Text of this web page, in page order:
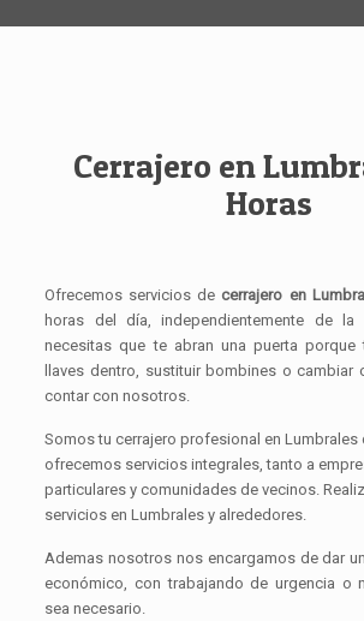
Cerrajero en
Horas
Ofrecemos servicios de cerrajero en
horas del día, independientemente de
necesitas que te abran una puerta
llaves dentro, sustituir bombines o cambiar
contar con nosotros.
Somos tu cerrajero profesional en Lumbrales
ofrecemos servicios integrales, tanto a
particulares y comunidades de vecinos.
servicios en Lumbrales y alrededores.
Ademas nosotros nos encargamos de dar
económico, con trabajando de urgencia o
sea necesario.